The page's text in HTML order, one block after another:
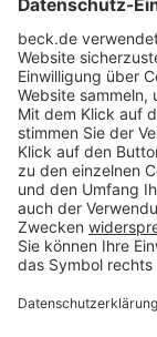
Anzeigen